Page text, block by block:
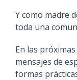
Y como madre
toda una
En las
mensajes de
formas